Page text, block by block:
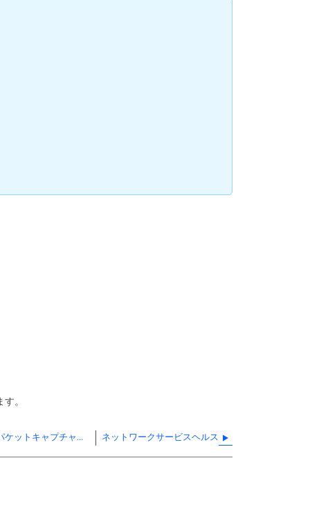
。
クライアントマシンで無線空間のパケットキャプチャを取得する ネットワークサービスヘルス